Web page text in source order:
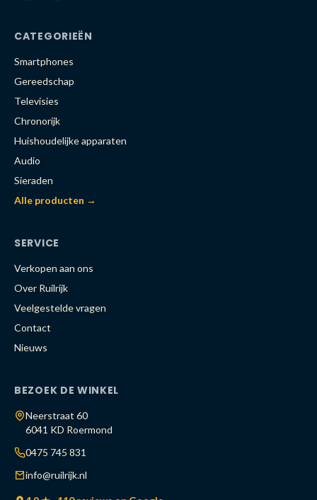
CATEGORIEËN
Smartphones
Gereedschap
Televisies
Chronorijk
Huishoudelijke apparaten
Audio
Sieraden
Alle producten →
SERVICE
Verkopen aan ons
Over Ruilrijk
Veelgestelde vragen
Contact
Nieuws
BEZOEK DE WINKEL
Neerstraat 60
6041 KD Roermond
0475 745 831
info@ruilrijk.nl